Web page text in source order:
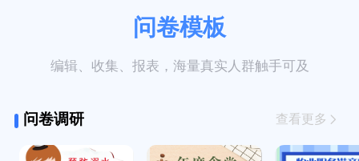
问卷模板
编辑、收集、报表，海量真实人群触手可及
问卷调研 查看更多